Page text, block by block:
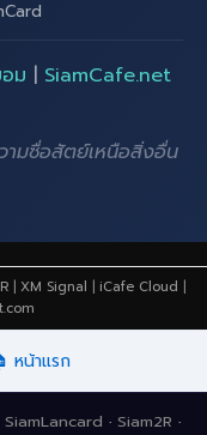
ม | SiamCafe.net
มซื่อสัตย์เหนือสิ่งอื่น
| XM Signal | iCafe Cloud |
หน้าแรก
SiamLancard · Siam2R ·